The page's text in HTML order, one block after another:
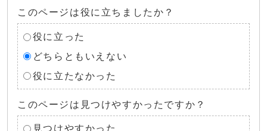
このページは役に立ちましたか？
役に立った
どちらともいえない
役に立たなかった
このページは見つけやすかったですか？
見つけやすかった